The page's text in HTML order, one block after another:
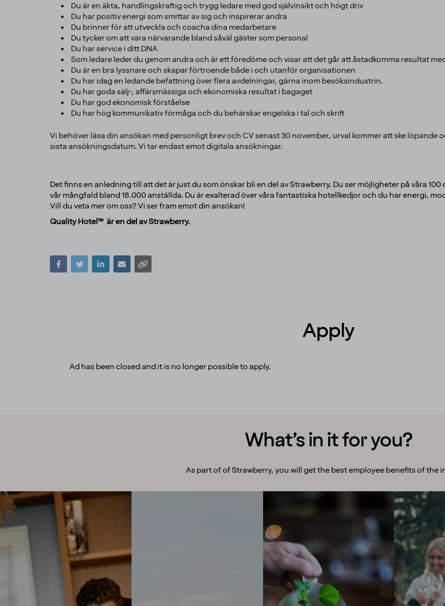
Du är en äkta, handlingskraftig och trygg ledare med god självinsikt och högt driv
Du har positiv energi som smittar av sig och inspirerar andra
Du brinner för att utveckla och coacha dina medarbetare
Du tycker om att vara närvarande bland såväl gäster som personal
Du har service i ditt DNA
Som ledare leder du genom andra och är ett föredöme och visar att det går att åstadkomma resultat
Du är en bra lyssnare och skapar förtroende både i och utanför organisationen
Du har idag en ledande befattning över flera avdelningar, gärna inom besöksindustrin.
Du har goda sälj-, affärsmässiga och ekonomiska resultat i bagaget
Du har god ekonomisk förståelse
Du har hög kommunikativ förmåga och du behärskar engelska i tal och skrift
Vi behöver läsa din ansökan med personligt brev och CV senast 30 november, urval kommer att ske löpande
sista ansökningsdatum. Vi tar endast emot digitala ansökningar.
Det finns en anledning till att det är just du som önskar bli en del av Strawberry. Du ser möjligheter på våra
vår mångfald bland 18.000 anställda. Du är exalterad över våra fantastiska hotellkedjor och du har energi,
Vill du veta mer om oss? Vi ser fram emot din ansökan!
Quality Hotel™ är en del av Strawberry.
Apply
Ad has been closed and it is no longer possible to apply.
What’s in it for you?
As part of of Strawberry, you will get the best employee benefits of the
A culture to
cherish
Our people always make
guests their top priority! Our
warm and welcoming
Room to grow
With more than 200 hotels
across the Nordics, we offer
We